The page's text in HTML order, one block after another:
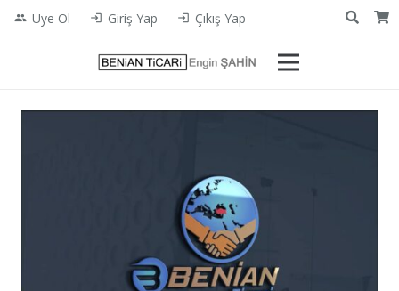
people Üye Ol login Giriş Yap login Çıkış Yap